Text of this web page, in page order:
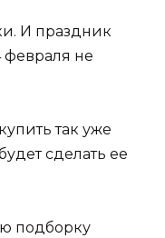
И праздник
февраля не
так уже
сделать ее
подборку